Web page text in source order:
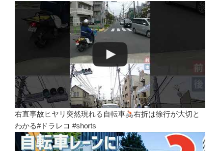
右直事故ヒヤリ突然現れる自転車
右折は徐行が大切と
わかる#ドラレコ #shorts